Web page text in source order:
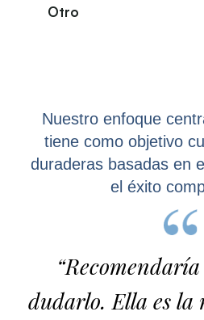
Otro
Nuestro enfoque
tiene como objetivo
duraderas basadas en
el éxito
dudarlo. Ella es la